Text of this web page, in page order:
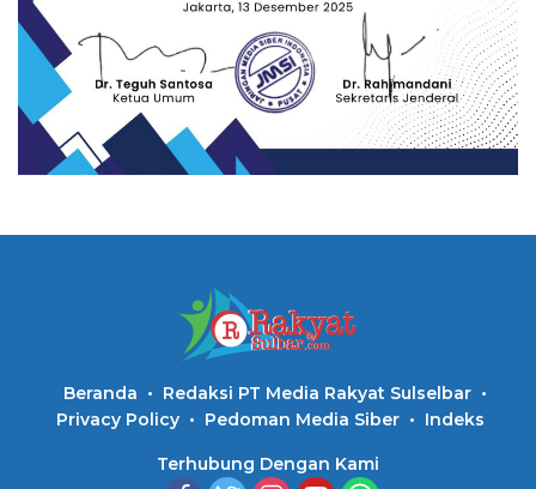
Beranda
Redaksi PT Media Rakyat Sulselbar
Privacy Policy
Pedoman Media Siber Indeks
Terhubung Dengan Kami